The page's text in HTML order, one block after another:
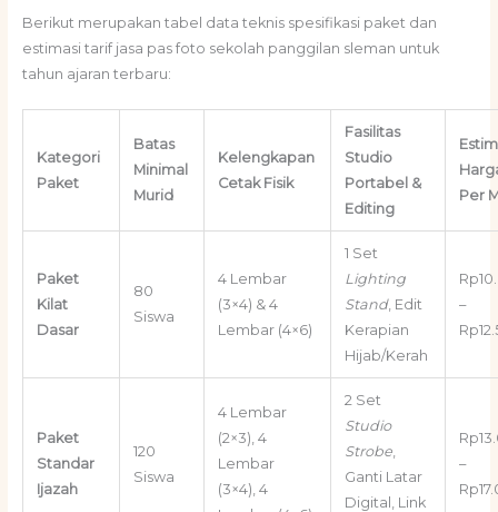
Berikut merupakan tabel data teknis spesifikasi paket dan
estimasi tarif jasa pas foto sekolah panggilan sleman untuk
tahun ajaran terbaru:
Kategori
Paket
Batas
Minimal
Murid
Kelengkapan
Cetak Fisik
Fasilitas
Studio
Portabel &
Editing
Per
Paket
Kilat
Dasar
80
Siswa
4 Lembar
(3×4) & 4
Lembar (4×6)
1 Set
Lighting
Stand, Edit
Kerapian
Hijab/Kerah
–
Paket
Standar
Ijazah
120
Siswa
4 Lembar
(2×3), 4
Lembar
(3×4), 4
2 Set
Studio
Strobe,
Ganti Latar
Digital, Link
–